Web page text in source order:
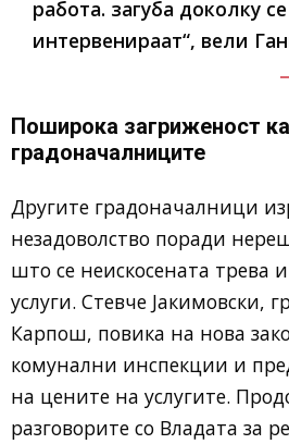
работа. загуба доколку
интервенираат“, вели
Поширока загриженост
градоначалниците
Другите градоначалници
незадоволство поради
што се неискосената трева
услуги. Стевче Јакимовски,
Карпош, повика на нова
комунални инспекции и
на цените на услугите.
разговорите со Владата за